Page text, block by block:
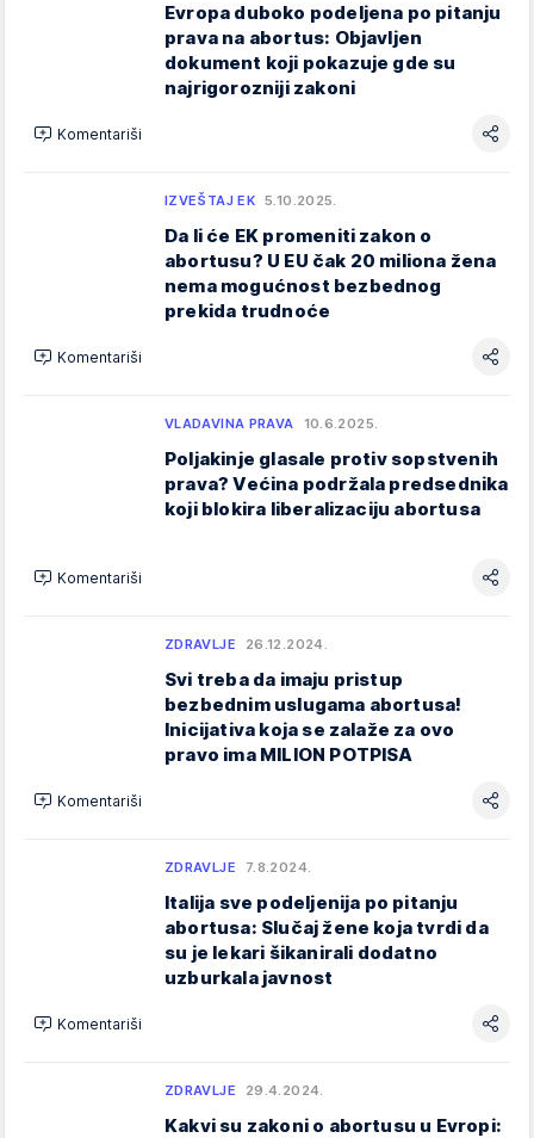
Evropa duboko podeljena po pitanju
prava na abortus: Objavljen
dokument koji pokazuje gde su
najrigorozniji zakoni
Komentariši
IZVEŠTAJ EK 5.10.2025.
Da li će EK promeniti zakon o
abortusu? U EU čak 20 miliona žena
nema mogućnost bezbednog
prekida trudnoće
Komentariši
VLADAVINA PRAVA 10.6.2025.
Poljakinje glasale protiv sopstvenih
prava? Većina podržala predsednika
koji blokira liberalizaciju abortusa
Komentariši
ZDRAVLJE 26.12.2024.
Svi treba da imaju pristup
bezbednim uslugama abortusa!
Inicijativa koja se zalaže za ovo
pravo ima MILION POTPISA
Komentariši
ZDRAVLJE 7.8.2024.
Italija sve podeljenija po pitanju
abortusa: Slučaj žene koja tvrdi da
su je lekari šikanirali dodatno
uzburkala javnost
Komentariši
ZDRAVLJE 29.4.2024.
Kakvi su zakoni o abortusu u Evropi: